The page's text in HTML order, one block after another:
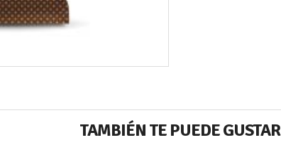
TAMBIÉN TE PUEDE GUSTAR